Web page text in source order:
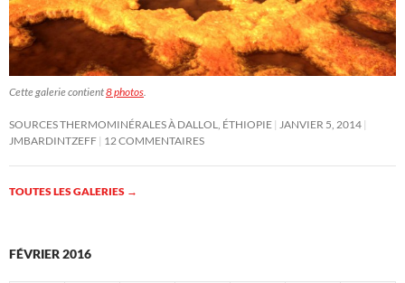
Cette galerie contient8 photos
SOURCES THERMOMINÉRALES À DALLOL, ÉTHIOPIE
JANVIER 5, 2014
JMBARDINTZEFF 12 COMMENTAIRES
TOUTES LES GALERIES →
FÉVRIER 2016